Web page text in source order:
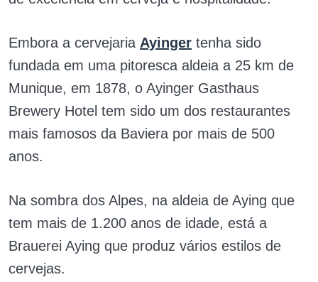
Embora a cervejaria Ayinger tenha sido
fundada em uma pitoresca aldeia a 25 km de
Munique, em 1878, o Ayinger Gasthaus
Brewery Hotel tem sido um dos restaurantes
mais famosos da Baviera por mais de 500
anos.
Na sombra dos Alpes, na aldeia de Aying que
tem mais de 1.200 anos de idade, está a
Brauerei Aying que produz vários estilos de
cervejas.